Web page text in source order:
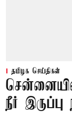
தமிழக செய்திகள்
நீர்